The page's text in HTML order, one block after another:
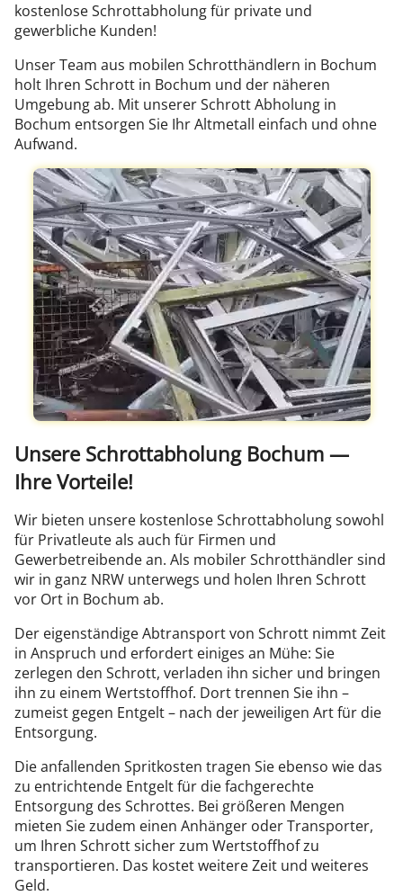
kostenlose Schrottabholung für private und
gewerbliche Kunden!
Unser Team aus mobilen Schrotthändlern in Bochum
holt Ihren Schrott in Bochum und der näheren
Umgebung ab. Mit unserer Schrott Abholung in
Bochum entsorgen Sie Ihr Altmetall einfach und ohne
Aufwand.
Unsere Schrottabholung Bochum —
Ihre Vorteile!
Wir bieten unsere kostenlose Schrottabholung sowohl
für Privatleute als auch für Firmen und
Gewerbetreibende an. Als mobiler Schrotthändler sind
wir in ganz NRW unterwegs und holen Ihren Schrott
vor Ort in Bochum ab.
Der eigenständige Abtransport von Schrott nimmt Zeit
in Anspruch und erfordert einiges an Mühe: Sie
zerlegen den Schrott, verladen ihn sicher und bringen
ihn zu einem Wertstoffhof. Dort trennen Sie ihn –
zumeist gegen Entgelt – nach der jeweiligen Art für die
Entsorgung.
Die anfallenden Spritkosten tragen Sie ebenso wie das
zu entrichtende Entgelt für die fachgerechte
Entsorgung des Schrottes. Bei größeren Mengen
mieten Sie zudem einen Anhänger oder Transporter,
um Ihren Schrott sicher zum Wertstoffhof zu
transportieren. Das kostet weitere Zeit und weiteres
Geld.